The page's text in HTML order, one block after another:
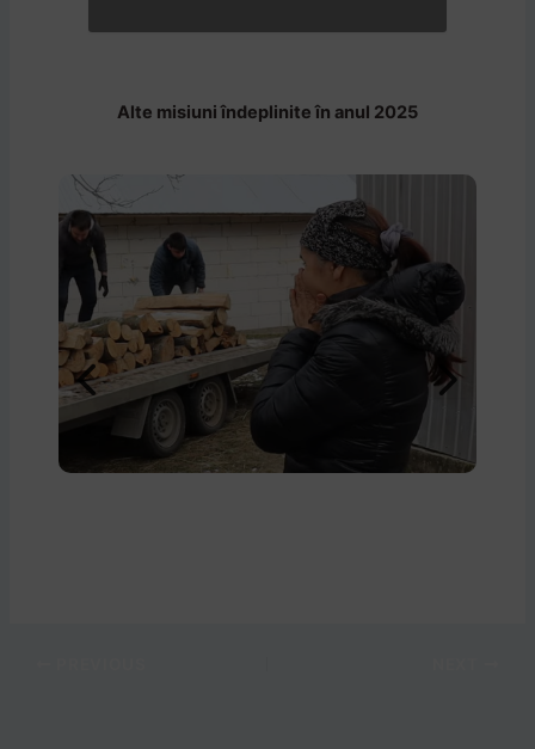
Alte misiuni îndeplinite în anul 2025